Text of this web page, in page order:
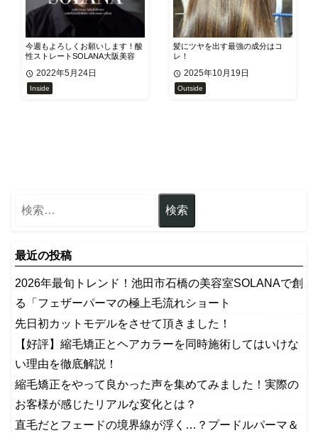
今週もよろしくお願いします！酸
性ストレートSOLANA大阪美容
2022年5月24日
Inside
髪にツヤを出す最強の成分はコ
レ！
2025年10月19日
Outside
最近の投稿
2026年最旬トレンド！池田市石橋の美容室SOLANAで創
る「フェザーパーマの極上毛流れショート
先日初カットモデルをさせて頂きました！
【好評】縮毛矯正とヘアカラーを同時施術してはいけな
い理由を徹底解説！
縮毛矯正をやって良かった声を集めてみました！実際の
お客様が感じたリアルな変化とは？
​直毛だとフェードの境界線が浮く…？プードルパーマ＆